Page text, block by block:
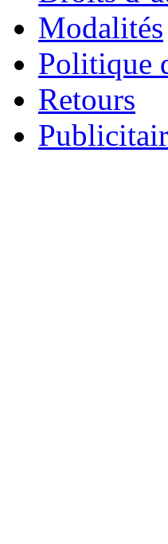
Modalités
Politique
Retours